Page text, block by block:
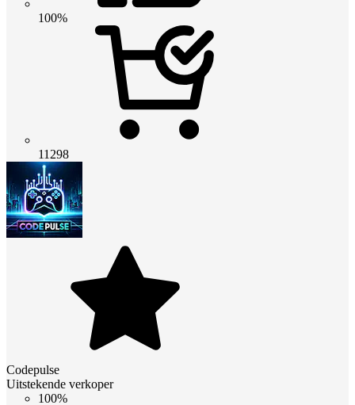
100%
11298
Codepulse
Uitstekende verkoper
100%